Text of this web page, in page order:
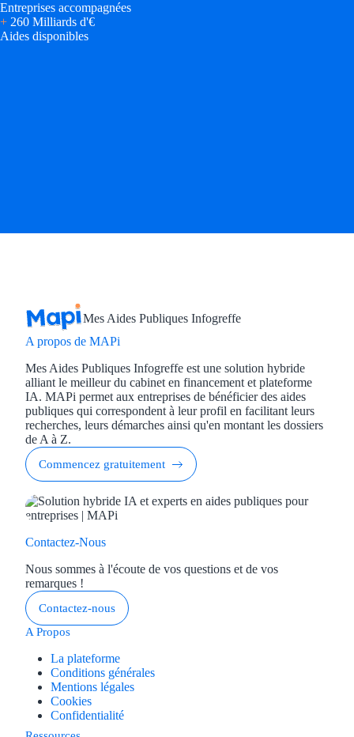
Entreprises accompagnées
+ 260 Milliards d'€
Aides disponibles
Mes Aides Publiques Infogreffe
A propos de MAPi
Mes Aides Publiques Infogreffe est une solution hybride
alliant le meilleur du cabinet en financement et plateforme
IA. MAPi permet aux entreprises de bénéficier des aides
publiques qui correspondent à leur profil en facilitant leurs
recherches, leurs démarches ainsi qu'en montant les dossiers
de A à Z.
Commencez gratuitement
Contactez-Nous
Nous sommes à l'écoute de vos questions et de vos
remarques !
Contactez-nous
A Propos
La plateforme
Conditions générales
Mentions légales
Cookies
Confidentialité